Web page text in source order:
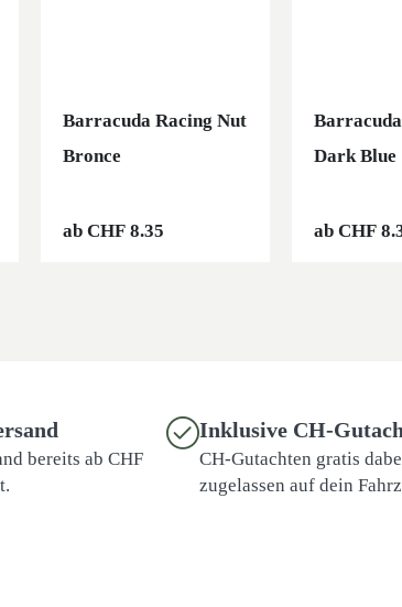
Barracuda Racing Nut
Bronce
ab CHF 8.35
Dark Blue
ab CHF
bereits ab CHF
Inklusive CH-
CH-Gutachten gratis
zugelassen auf dein